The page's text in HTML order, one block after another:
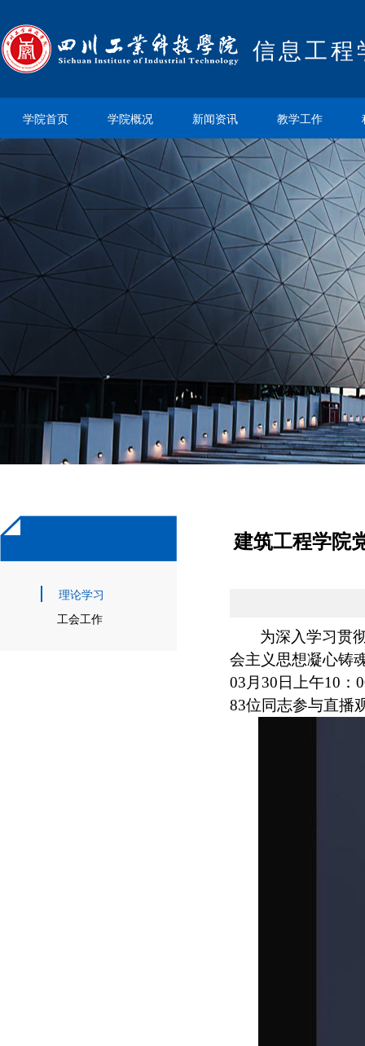
信息工程
学院首页 学院概况 新闻资讯 教学工作
理论学习
工会工作
建筑工程学院
为深入学习贯
会主义思想凝心铸
03月30日上午10：
83位同志参与直播